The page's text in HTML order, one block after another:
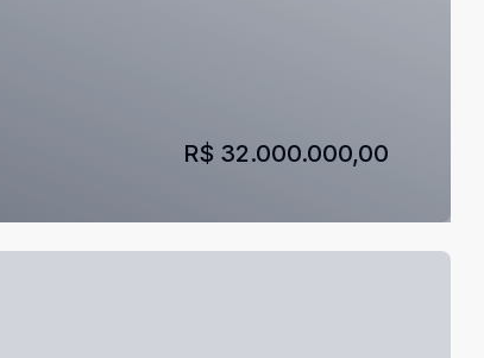
R$ 32.000.000,00